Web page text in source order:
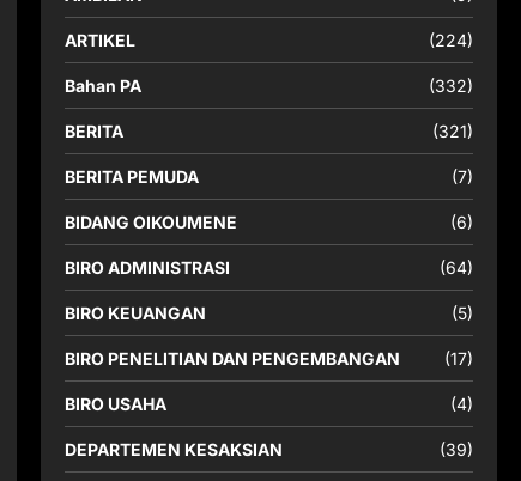
ARTIKEL (224)
Bahan PA (332)
BERITA (321)
BERITA PEMUDA (7)
BIDANG OIKOUMENE (6)
BIRO ADMINISTRASI (64)
BIRO KEUANGAN (5)
BIRO PENELITIAN DAN PENGEMBANGAN (17)
BIRO USAHA (4)
DEPARTEMEN KESAKSIAN (39)